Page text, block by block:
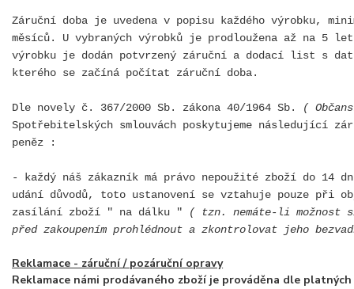
Záruční doba je uvedena v popisu každého výrobku,
měsíců. U vybraných výrobků je prodloužena až na 5
výrobku je dodán potvrzený záruční a dodací list s
kterého se začíná počítat záruční doba.
Dle novely č. 367/2000 Sb. zákona 40/1964 Sb.
(
Spotřebitelských smlouvách poskytujeme následující
peněz :
- každý náš zákazník má právo nepoužité zboží do 14
udání důvodů, toto ustanovení se vztahuje pouze při
zasílání zboží " na dálku "
( tzn. nemáte-li možnost
před zakoupením prohlédnout a zkontrolovat jeho
Reklamace - záruční / pozáruční opravy
Reklamace námi prodávaného zboží je prováděna dle platných